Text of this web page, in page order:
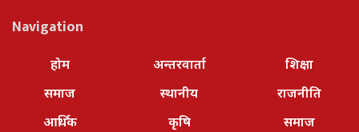
Navigation
होम
समाज
आर्थिक
अन्तरवार्ता
स्थानीय
कृषि
शिक्षा
राजनीति
समाज